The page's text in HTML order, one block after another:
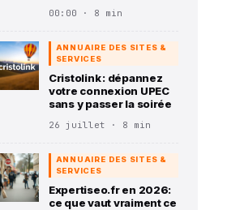
00:00 · 8 min
ANNUAIRE DES SITES &
SERVICES
Cristolink : dépannez
votre connexion UPEC
sans y passer la soirée
26 juillet · 8 min
ANNUAIRE DES SITES &
SERVICES
Expertiseo.fr en 2026:
ce que vaut vraiment ce